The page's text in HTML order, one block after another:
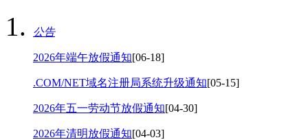
公告
2026年端午放假通知[06-18]
.COM/NET域名注册局系统升级通知[05-15]
2026年五一劳动节放假通知[04-30]
2026年清明放假通知[04-03]